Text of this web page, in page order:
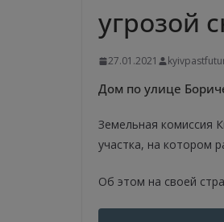
угрозой
27.01.2021
Дом по улице
Земельная комиссия
участка, на котором
Об этом на своей